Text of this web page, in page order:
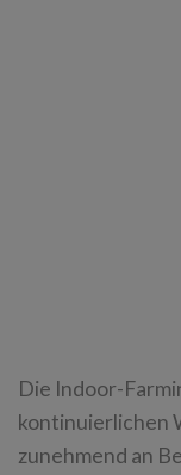
Die Indoor-
kontinuierlichen
zunehmend an